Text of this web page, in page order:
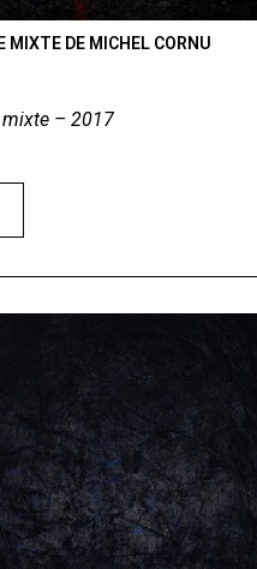
MIXTE DE MICHEL CORNU
mixte – 2017